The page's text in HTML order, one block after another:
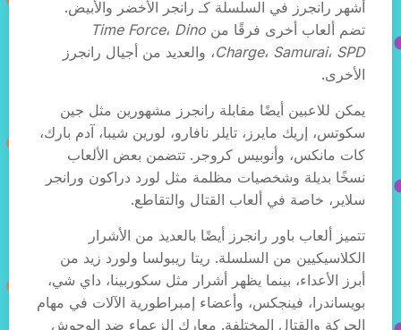
أشهر رانجرز في السلسلة كـ رانجر الأخضر والأبيض.
تضم ألعاب أخرى فرقًا من
Time Force، Dino
Charge، Samurai، SPD
، والعديد من أجيال رانجرز
الأخرى.
يمكن للاعبين أيضًا مقابلة رانجرز مشهورين مثل جين
سكوتس، إريك مايرز، تايلر نافارو، لورين شيبا، آدم بارك،
كات مانكس، وأنوبيس كروجر. تتضمن بعض الألعاب
نسخًا بديلة وشخصيات مظلمة مثل لورد دراكون ورانجر
سلاير، خاصة في ألعاب القتال والتقاطع.
تتميز ألعاب باور رانجرز أيضًا بالعديد من الأشرار
الكلاسيكيين من السلسلة. ريتا ريبولسا ولورد زيد من
أبرز الأعداء، بينما يظهر أشرار مثل سكوربينا، داي شي،
بويساندرا، فينجكس، وأعضاء إمبراطورية الآلات في مهام
الحركة والقتال المختلفة. معارك الزعماء ضد الوحوش